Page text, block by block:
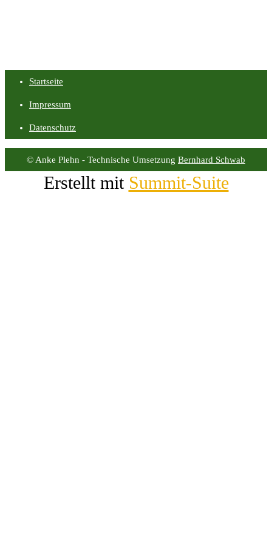
Startseite
Impressum
Datenschutz
© Anke Plehn - Technische Umsetzung Bernhard Schwab
Erstellt mit Summit-Suite